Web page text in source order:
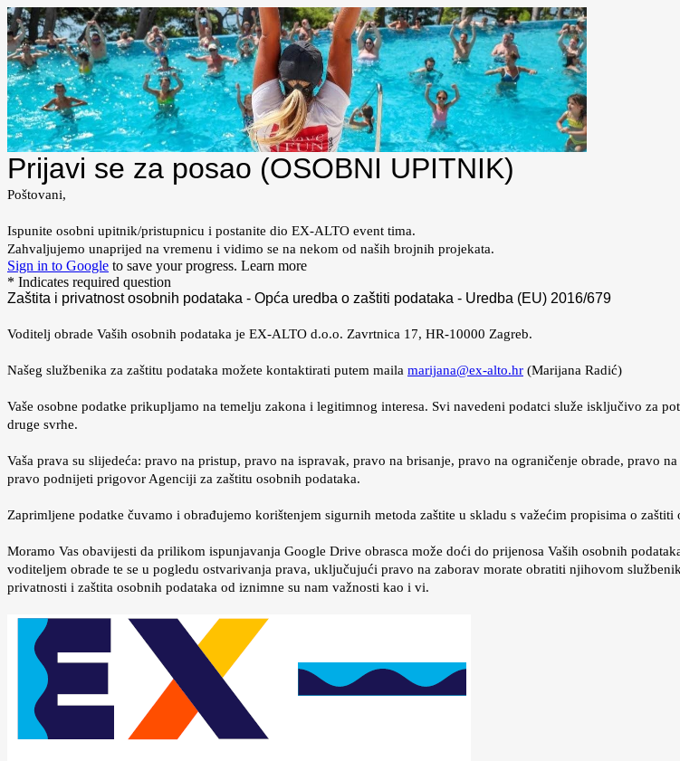
Prijavi se za posao (OSOBNI UPITNIK)
Poštovani,
Ispunite osobni upitnik/pristupnicu i postanite dio EX-ALTO event tima.
Zahvaljujemo unaprijed na vremenu i vidimo se na nekom od naših brojnih projekata.
Sign in to Google to save your progress. Learn more
* Indicates required question
Zaštita i privatnost osobnih podataka - Opća uredba o zaštiti podataka - Uredba (EU) 2016/679
Voditelj obrade Vaših osobnih podataka je EX-ALTO d.o.o. Zavrtnica 17, HR-10000 Zagreb.
Našeg službenika za zaštitu podataka možete kontaktirati putem maila marijana@ex-alto.hr (Marijana Radić)
Vaše osobne podatke prikupljamo na temelju zakona i legitimnog interesa. Svi navedeni podatci služe isključivo za
druge svrhe.
Vaša prava su slijedeća: pravo na pristup, pravo na ispravak, pravo na brisanje, pravo na ograničenje obrade, pravo
pravo podnijeti prigovor Agenciji za zaštitu osobnih podataka.
Zaprimljene podatke čuvamo i obrađujemo korištenjem sigurnih metoda zaštite u skladu s važećim propisima o zaštiti
Moramo Vas obavijesti da prilikom ispunjavanja Google Drive obrasca može doći do prijenosa Vaših osobnih
voditeljem obrade te se u pogledu ostvarivanja prava, uključujući pravo na zaborav morate obratiti njihovom
privatnosti i zaštita osobnih podataka od iznimne su nam važnosti kao i vi.